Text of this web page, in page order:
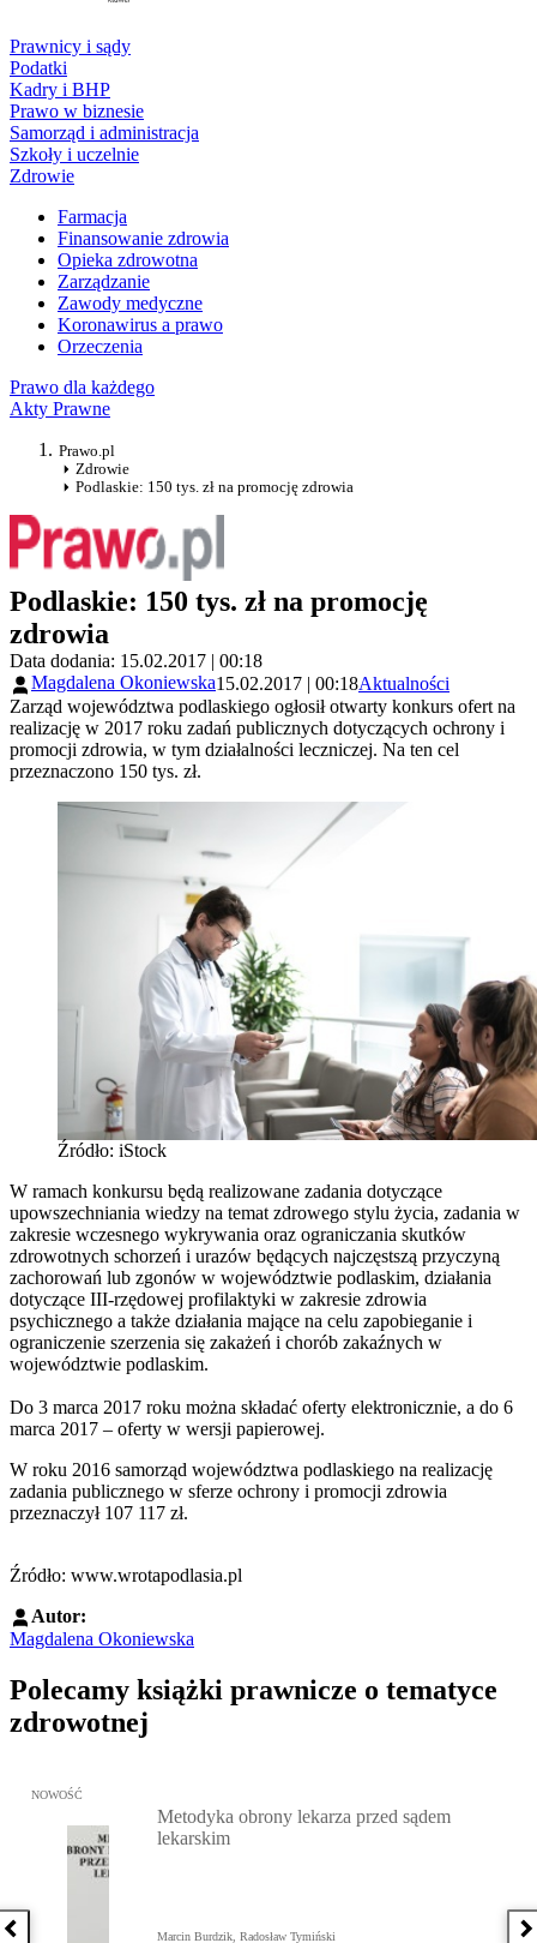
Prawnicy i sądy
Podatki
Kadry i BHP
Prawo w biznesie
Samorząd i administracja
Szkoły i uczelnie
Zdrowie
Farmacja
Finansowanie zdrowia
Opieka zdrowotna
Zarządzanie
Zawody medyczne
Koronawirus a prawo
Orzeczenia
Prawo dla każdego
Akty Prawne
Prawo.pl
Zdrowie
Podlaskie: 150 tys. zł na promocję zdrowia
Podlaskie: 150 tys. zł na promocję
zdrowia
Data dodania: 15.02.2017 | 00:18
Magdalena Okoniewska15.02.2017 | 00:18Aktualności
Zarząd województwa podlaskiego ogłosił otwarty konkurs ofert na
realizację w 2017 roku zadań publicznych dotyczących ochrony i
promocji zdrowia, w tym działalności leczniczej. Na ten cel
przeznaczono 150 tys. zł.
Źródło: iStock
W ramach konkursu będą realizowane zadania dotyczące
upowszechniania wiedzy na temat zdrowego stylu życia, zadania w
zakresie wczesnego wykrywania oraz ograniczania skutków
zdrowotnych schorzeń i urazów będących najczęstszą przyczyną
zachorowań lub zgonów w województwie podlaskim, działania
dotyczące III-rzędowej profilaktyki w zakresie zdrowia
psychicznego a także działania mające na celu zapobieganie i
ograniczenie szerzenia się zakażeń i chorób zakaźnych w
województwie podlaskim.
Do 3 marca 2017 roku można składać oferty elektronicznie, a do 6
marca 2017 – oferty w wersji papierowej.
W roku 2016 samorząd województwa podlaskiego na realizację
zadania publicznego w sferze ochrony i promocji zdrowia
przeznaczył 107 117 zł.
Źródło: www.wrotapodlasia.pl
Autor:
Magdalena Okoniewska
Polecamy książki prawnicze o tematyce
zdrowotnej
Poprzednia książka
Przejdź do: Metodyka obrony lekarza przed sądem lekarskim,
NOWOŚĆ
Metodyka obrony lekarza przed sądem
lekarskim
Marcin Burdzik, Radosław Tymiński